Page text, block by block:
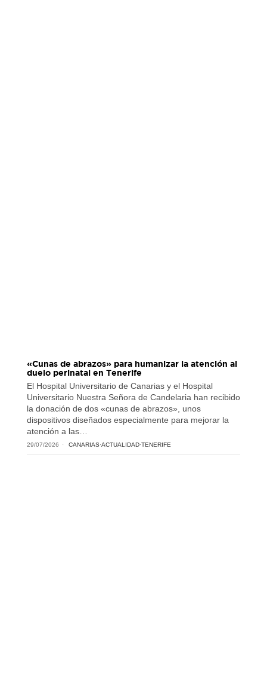
«Cunas de abrazos» para humanizar la atención al
duelo perinatal en Tenerife
El Hospital Universitario de Canarias y el Hospital
Universitario Nuestra Señora de Candelaria han recibido
la donación de dos «cunas de abrazos», unos
dispositivos diseñados especialmente para mejorar la
atención a las…
29/07/2026 CANARIAS·ACTUALIDAD·TENERIFE